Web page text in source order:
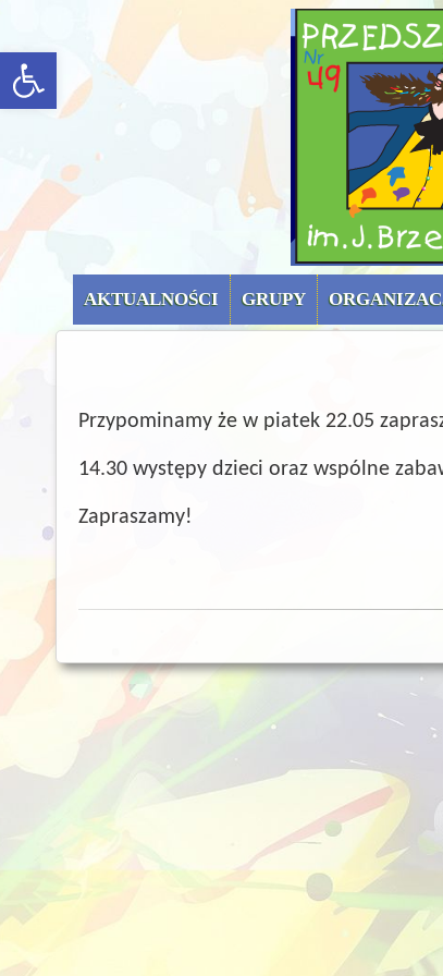
rozwiń/zwiń panel
menu górne
AKTUALNOŚCI GRUPY
Przypominamy że w piatek 22.05
14.30 występy dzieci oraz wspólne
Zapraszamy!